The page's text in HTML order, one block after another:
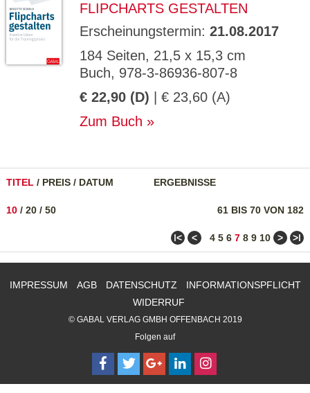
FLIPCHARTS GESTALTEN
Erscheinungstermin: 21.08.2017
184 Seiten, 21,5 x 15,3 cm
Buch, 978-3-86936-807-8
€ 22,90 (D) | € 23,60 (A)
Zum Buch
TITEL / PREIS / DATUM ERGEBNISSE
61 BIS 70 VON 182
10 / 20 / 50
ǀ< < 4 5 6 7 8 9 10 > >ǀ
IMPRESSUM AGB DATENSCHUTZ
INFORMATIONSPFLICHT
WIDERRUF
© GABAL VERLAG GMBH OFFENBACH 2019
Folgen auf